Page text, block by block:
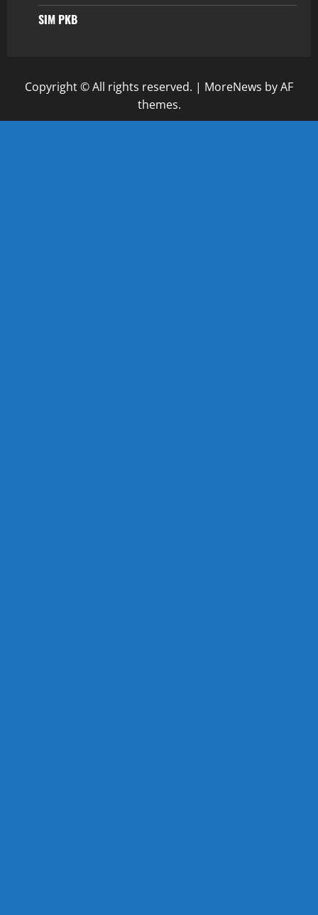
SIM PKB
Copyright © All rights reserved. | MoreNews by AF
themes.